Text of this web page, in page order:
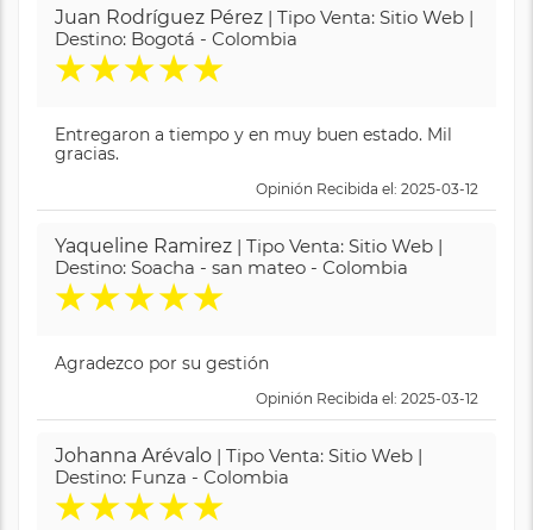
Juan Rodríguez Pérez | Tipo Venta: Sitio Web |
Destino: Bogotá - Colombia
★★★★★
Entregaron a tiempo y en muy buen estado. Mil
gracias.
Opinión Recibida el: 2025-03-12
Yaqueline Ramirez | Tipo Venta: Sitio Web |
Destino: Soacha - san mateo - Colombia
★★★★★
Agradezco por su gestión
Opinión Recibida el: 2025-03-12
Johanna Arévalo | Tipo Venta: Sitio Web |
Destino: Funza - Colombia
★★★★★